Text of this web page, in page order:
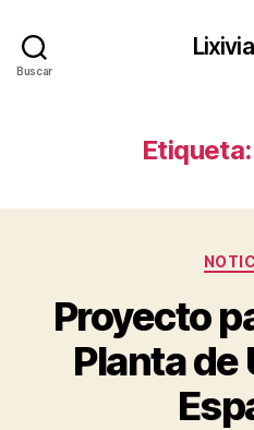
Buscar
Etiqueta:
Proyecto
Planta de